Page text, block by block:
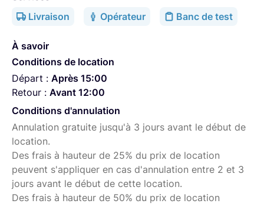
Livraison
Opérateur Banc de test
À savoir
Conditions de location
Départ : Après 15:00
Retour : Avant 12:00
Conditions d'annulation
Annulation gratuite jusqu'à 3 jours avant le début de
location.
Des frais à hauteur de 25% du prix de location
peuvent s'appliquer en cas d'annulation entre 2 et 3
jours avant le début de cette location.
Des frais à hauteur de 50% du prix de location